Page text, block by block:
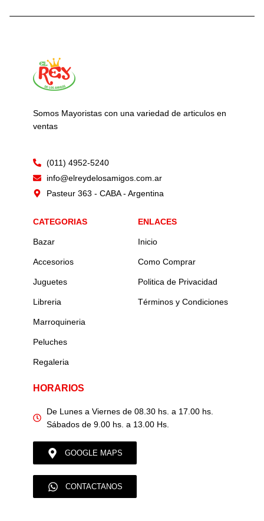
Somos Mayoristas con una variedad de articulos en
ventas
(011) 4952-5240
info@elreydelosamigos.com.ar
Pasteur 363 - CABA - Argentina
CATEGORIAS
Bazar
Accesorios
Juguetes
Libreria
Marroquineria
Peluches
Regaleria
ENLACES
Inicio
Como Comprar
Politica de Privacidad
Términos y Condiciones
HORARIOS
De Lunes a Viernes de 08.30 hs. a 17.00 hs.
Sábados de 9.00 hs. a 13.00 Hs.
GOOGLE MAPS
CONTACTANOS